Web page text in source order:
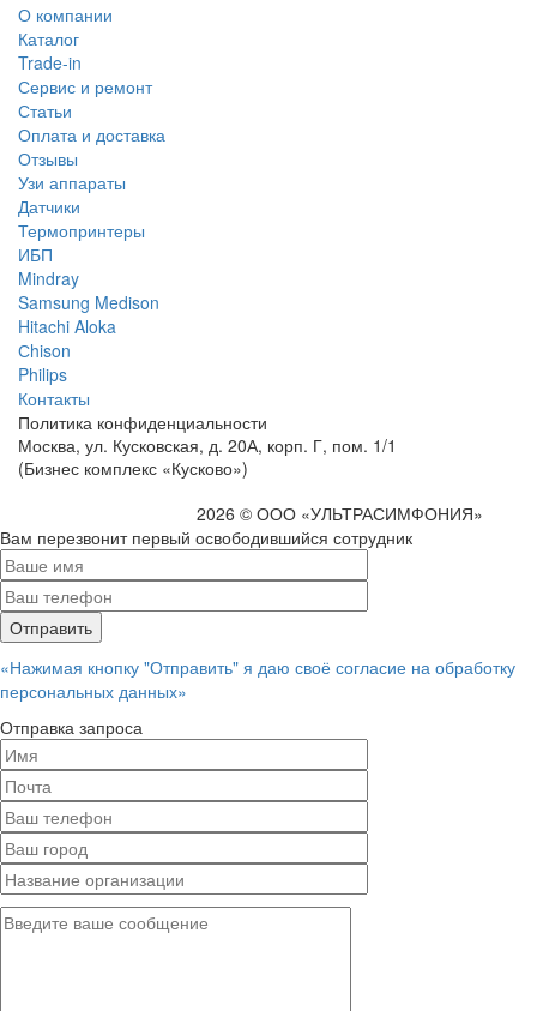
О компании
Каталог
Trade-in
Сервис и ремонт
Статьи
Оплата и доставка
Отзывы
Узи аппараты
Датчики
Термопринтеры
ИБП
Mindray
Samsung Medison
Hitachi Aloka
Сhison
Philips
Контакты
Политика конфиденциальности
Москва, ул. Кусковская, д. 20А, корп. Г, пом. 1/1
(Бизнес комплекс «Кусково»)
2026 © ООО «УЛЬТРАСИМФОНИЯ»
Вам перезвонит первый освободившийся сотрудник
«Нажимая кнопку "Отправить" я даю своё согласие на обработку
персональных данных»
Отправка запроса